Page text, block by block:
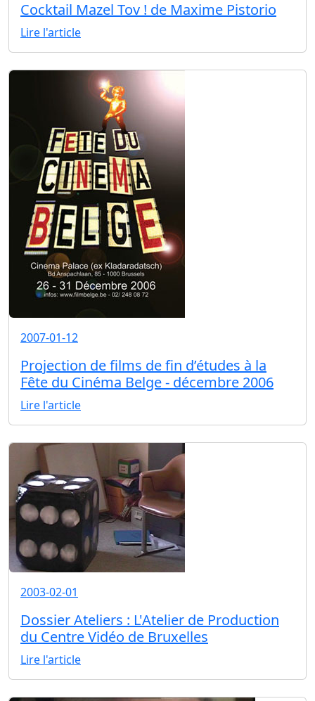
Cocktail Mazel Tov ! de Maxime Pistorio
Lire l'article
2007-01-12
Projection de films de fin d’études à la
Fête du Cinéma Belge - décembre 2006
Lire l'article
2003-02-01
Dossier Ateliers : L'Atelier de Production
du Centre Vidéo de Bruxelles
Lire l'article